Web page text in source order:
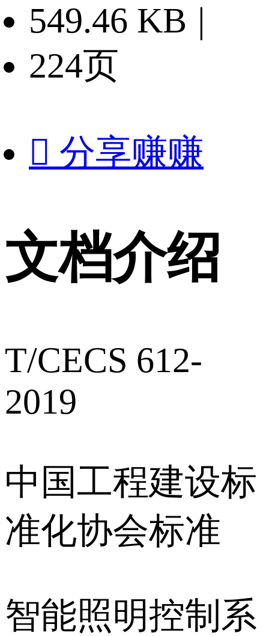
549.46 KB |
224页
 分享赚赚
文档介绍
T/CECS 612-
2019
中国工程建设标
准化协会标准
智能照明控制系